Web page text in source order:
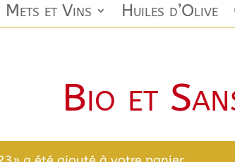
Mets et Vins Huiles d’Olive
Bio et